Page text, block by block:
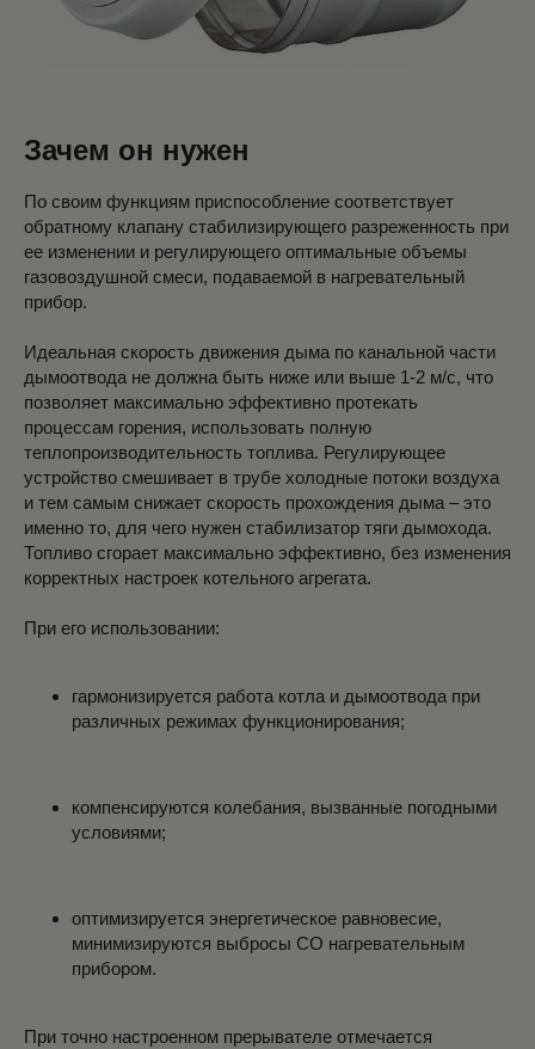
Зачем он нужен
По своим функциям приспособление соответствует
обратному клапану стабилизирующего разреженность при
ее изменении и регулирующего оптимальные объемы
газовоздушной смеси, подаваемой в нагревательный
прибор.
Идеальная скорость движения дыма по канальной части
дымоотвода не должна быть ниже или выше 1-2 м/с, что
позволяет максимально эффективно протекать
процессам горения, использовать полную
теплопроизводительность топлива. Регулирующее
устройство смешивает в трубе холодные потоки воздуха
и тем самым снижает скорость прохождения дыма – это
именно то, для чего нужен стабилизатор тяги дымохода.
Топливо сгорает максимально эффективно, без изменения
корректных настроек котельного агрегата.
При его использовании:
гармонизируется работа котла и дымоотвода при
различных режимах функционирования;
компенсируются колебания, вызванные погодными
условиями;
оптимизируется энергетическое равновесие,
минимизируются выбросы СО нагревательным
прибором.
При точно настроенном прерывателе отмечается